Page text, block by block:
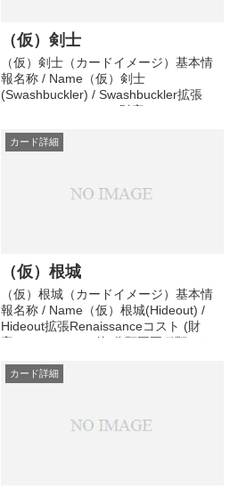
（仮）剣士
（仮）剣士（カードイメージ）基本情
報名称 / Name（仮）剣士
(Swashbuckler) / Swashbuckler拡張
Renaissanceコスト (財宝)5コスト (そ
中その他メモ準備中
カード詳細
（仮）根城
（仮）根城（カードイメージ）基本情
報名称 / Name（仮）根城(Hideout) /
Hideout拡張Renaissanceコスト (財
宝)4コスト (その他)分類王国種類アク
カード詳細